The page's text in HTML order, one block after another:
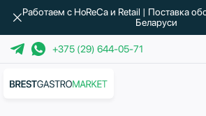
+375 (29) 644-05-71
Работаем с HoReCa и Retail | Поставка
Беларуси